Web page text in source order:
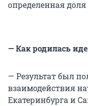
определенная доля
— Как родилась
— Результат был
взаимодействия
Екатеринбурга и